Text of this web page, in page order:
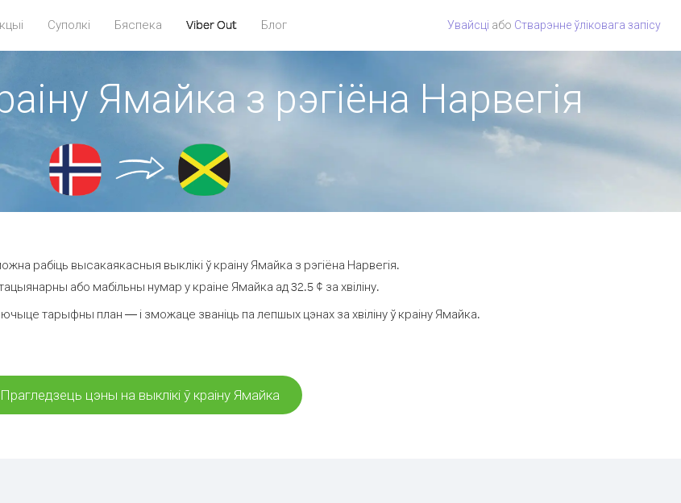
Суполкі Бяспека Viber Out Блог Увайсці або Стварэнне ўліковага запісу
Ямайка з рэгіёна Нарвегія
рабіць высакаякасныя выклікі ў краіну Ямайка з рэгіёна Нарвегія.
або мабільны нумар у краіне Ямайка ад 32.5 ¢ за хвіліну.
тарыфны план — і зможаце званіць па лепшых цэнах за хвіліну ў краіну Ямайка.
Прагледзець цэны на выклікі ў краіну Ямайка